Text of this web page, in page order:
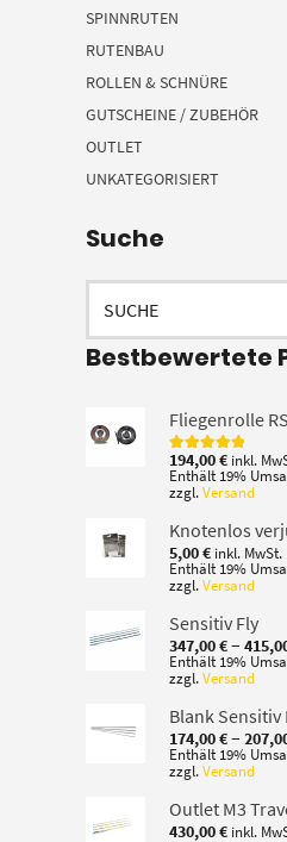
SPINNRUTEN
RUTENBAU
ROLLEN & SCHNÜRE
GUTSCHEINE / ZUBEHÖR
OUTLET
UNKATEGORISIERT
Suche
nach:
Bestbewertete
Fliegenrolle
Bewertet mit
5.00von 5
194,00€ inkl.
Enthält 19%
zzgl.Versand
Knotenlos
5,00€ inkl. MwSt.
Enthält 19%
zzgl.Versand
Sensitiv Fly
347,00€–
Enthält 19%
zzgl.Versand
Blank Sensitiv
174,00€–
Enthält 19%
zzgl.Versand
Outlet M3
430,00€ inkl.